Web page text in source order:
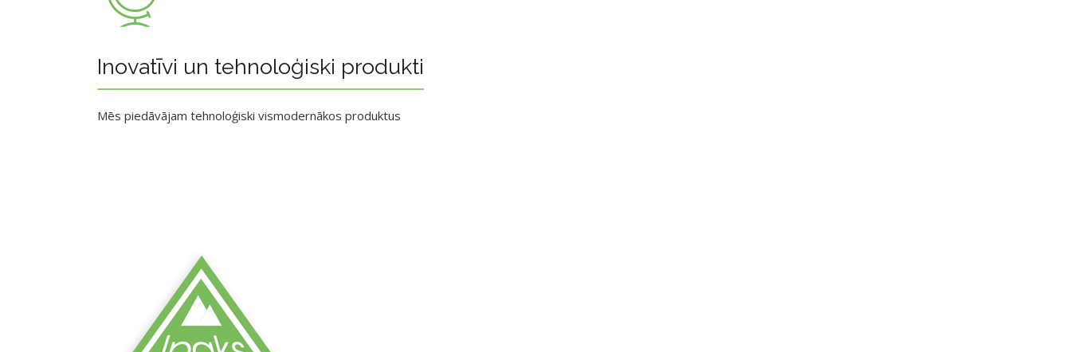
Inovatīvi un tehnoloģiski produkti
Mēs piedāvājam tehnoloģiski vismodernākos produktus